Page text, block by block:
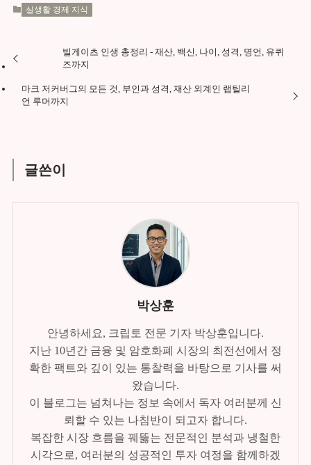
실생활 경제 지식
빌게이츠 인생 총정리 - 재산, 백신, 나이, 성격, 명언, 유퀴
즈까지
마크 저커버그의 모든 것, 부인과 성격, 재산 외계인 랩틸리
언 루머까지
글쓴이
박상훈
안녕하세요, 크립토 전문 기자 박상훈입니다.
지난 10년간 금융 및 암호화폐 시장의 최전선에서 정
확한 팩트와 깊이 있는 통찰력을 바탕으로 기사를 써
왔습니다.
이 블로그는 넘쳐나는 정보 속에서 독자 여러분께 신
뢰할 수 있는 나침반이 되고자 합니다.
복잡한 시장 흐름을 꿰뚫는 전문적인 분석과 냉철한
시각으로, 여러분의 성공적인 투자 여정을 함께하겠